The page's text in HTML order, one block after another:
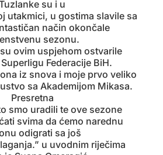
su i u
utakmici, u gostima slavile sa
način okončale
sezonu.
ovim uspjehom ostvarile
Federacije BiH.
iz snova i moje prvo veliko
sa Akademijom Mikasa.
Presretna
smo uradili te ove sezone
svima da ćemo narednu
odigrati sa još
u uvodnim riječima